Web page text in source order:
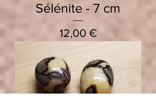
Sélénite - 7 cm
Prix
12,00 €